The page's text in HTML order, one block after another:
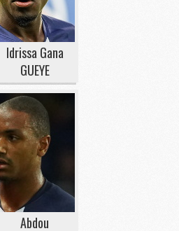
Idrissa Gana
GUEYE
Abdou